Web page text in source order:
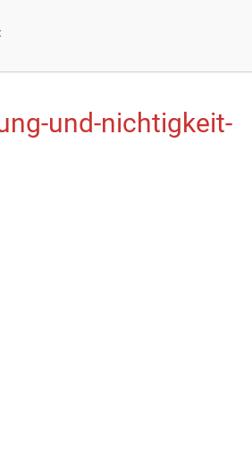
und-nichtigkeit-